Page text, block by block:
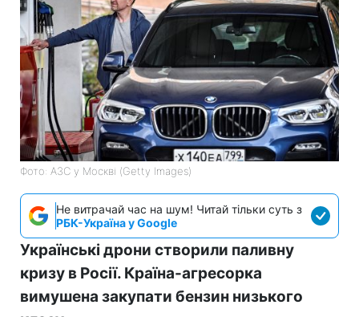
Фото: АЗС у Москві (Getty Images)
Не витрачай час на шум! Читай тільки суть з
РБК-Україна у Google
Українські дрони створили паливну
кризу в Росії. Країна-агресорка
вимушена закупати бензин низького